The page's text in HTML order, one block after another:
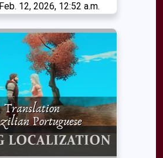
Feb. 12, 2026, 12:52 a.m.